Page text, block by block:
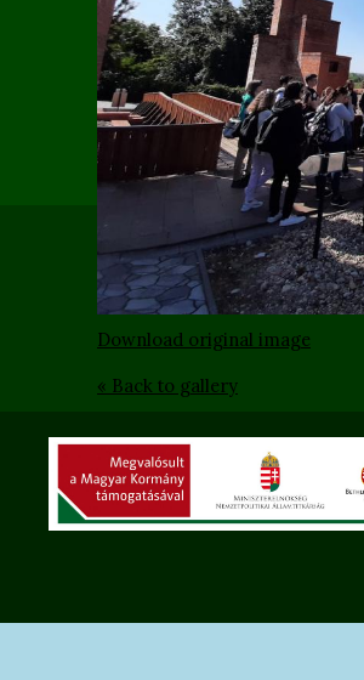
Download original image
« Back to gallery